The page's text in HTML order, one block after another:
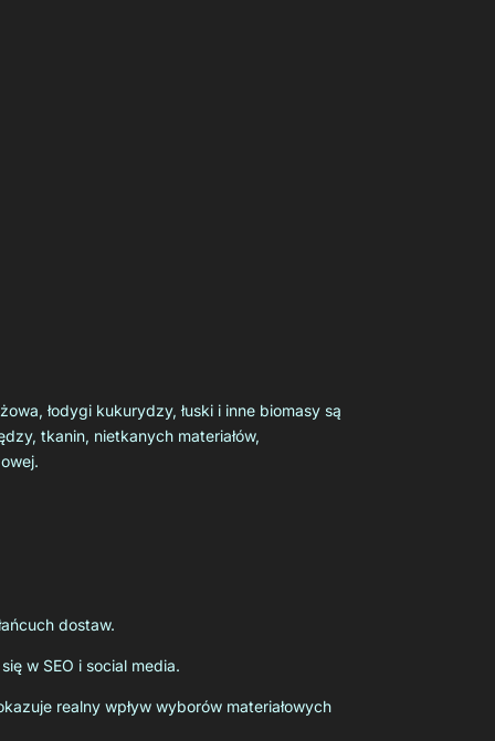
łodygi kukurydzy, łuski i inne biomasy są
tkanin, nietkanych materiałów,
dostaw.
w SEO i social media.
realny wpływ wyborów materiałowych